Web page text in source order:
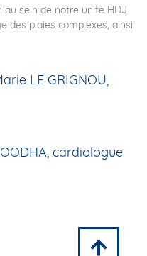
au sein de notre unité HDJ
des plaies complexes, ainsi
LE GRIGNOU,
cardiologue